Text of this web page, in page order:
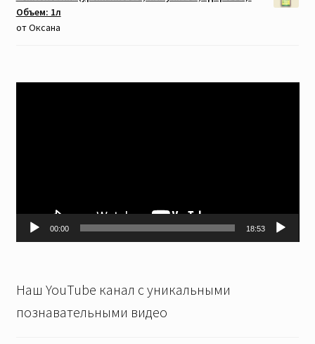
Объем: 1л
от Оксана
00:00 18:53
Наш YouTube канал с уникальными
познавательными видео